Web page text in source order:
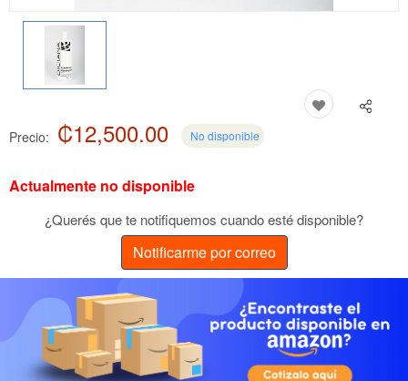
Precio: ₡12,500.00 No disponible
Actualmente no disponible
¿Querés que te notifiquemos cuando esté disponible?
Notificarme por correo